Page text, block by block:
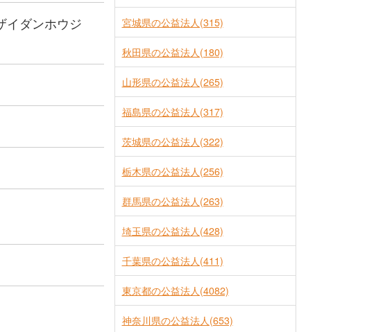
イダンホウジ
宮城県の公益法人(315)
秋田県の公益法人(180)
山形県の公益法人(265)
福島県の公益法人(317)
茨城県の公益法人(322)
栃木県の公益法人(256)
群馬県の公益法人(263)
埼玉県の公益法人(428)
千葉県の公益法人(411)
東京都の公益法人(4082)
神奈川県の公益法人(653)